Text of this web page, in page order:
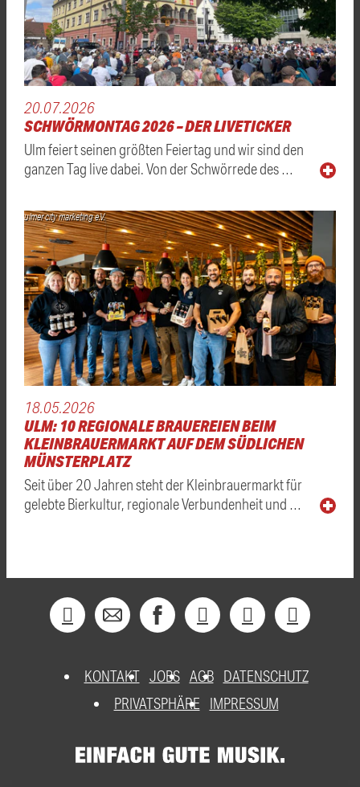
20.07.2026
SCHWÖRMONTAG 2026 – DER LIVETICKER
Ulm feiert seinen größten Feiertag und wir sind den
ganzen Tag live dabei. Von der Schwörrede des …
ulmer city marketing e.V.
18.05.2026
ULM: 10 REGIONALE BRAUEREIEN BEIM
KLEINBRAUERMARKT AUF DEM SÜDLICHEN
MÜNSTERPLATZ
Seit über 20 Jahren steht der Kleinbrauermarkt für
gelebte Bierkultur, regionale Verbundenheit und …
KONTAKT JOBS AGB DATENSCHUTZ
PRIVATSPHÄRE
IMPRESSUM